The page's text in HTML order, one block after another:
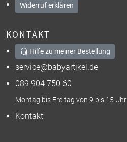
Widerruf erklären
KONTAKT
Hilfe zu meiner Bestellung
service@babyartikel.de
089 904 750 60
Montag bis Freitag von 9 bis 15 Uhr
Kontakt